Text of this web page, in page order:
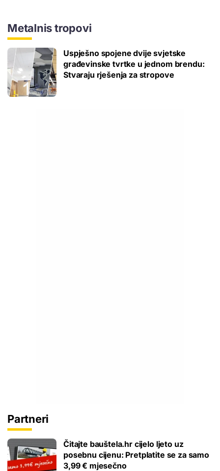
Metalnis tropovi
Uspješno spojene dvije svjetske
građevinske tvrtke u jednom brendu:
Stvaraju rješenja za stropove
Partneri
Čitajte bauštela.hr cijelo ljeto uz
posebnu cijenu: Pretplatite se za samo
3,99 € mjesečno